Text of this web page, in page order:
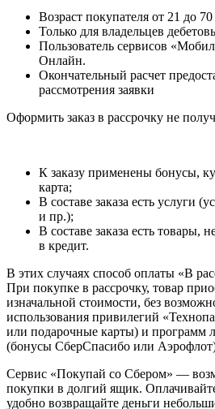
Возраст покупателя от 21 до 70
Только для владельцев
Пользователь сервисов
Онлайн.
Окончательный расчет
рассмотрения заявки
Оформить заказ в рассрочку не
К заказу применены бонусы,
карта;
В составе заказа есть услуги
и пр.);
В составе заказа есть товары,
в кредит.
В этих случаях способ оплаты «В
При покупке в рассрочку, товар
изначальной стоимости, без
использования привилегий
или подарочные карты) и программ
(бонусы СберСпасибо или
Сервис «Покупай со Сбером» —
покупки в долгий ящик.
удобно возвращайте деньги